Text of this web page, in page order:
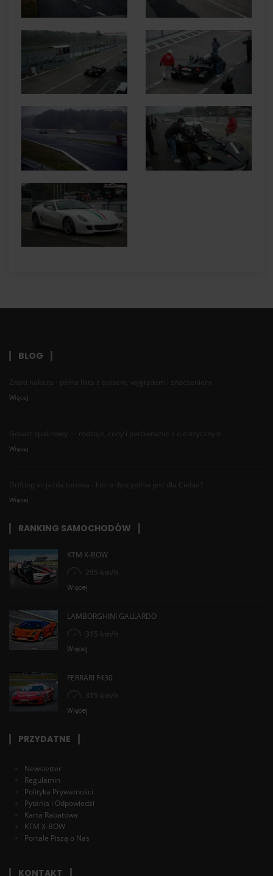
BLOG
Znaki nakazu - pełna lista z opisem, wyglądem i znaczeniem
Więcej
Gokart spalinowy — rodzaje, ceny i porównanie z elektrycznym
Więcej
Drifting vs jazda torowa - która dyscyplina jest dla Ciebie?
Więcej
RANKING SAMOCHODÓW
KTM X-BOW
295 km/h
Więcej
LAMBORGHINI GALLARDO
315 km/h
Więcej
FERRARI F430
315 km/h
Więcej
PRZYDATNE
Newsletter
Regulamin
Polityka Prywatności
Pytania i Odpowiedzi
Karta Rabatowa
KTM X-BOW
Portale Piszą o Nas
KONTAKT